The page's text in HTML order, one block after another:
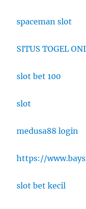
spaceman slot
SITUS TOGEL
slot bet 100
slot
medusa88 login
https://
slot bet kecil